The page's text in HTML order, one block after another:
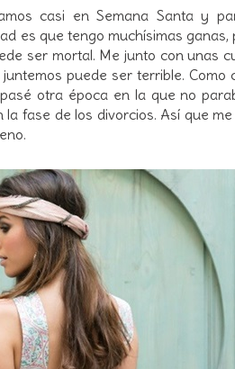
casi en Semana Santa y
es que tengo muchísimas
ser mortal. Me junto con unas
puede ser terrible. Como
otra época en la que no
fase de los divorcios. Así que